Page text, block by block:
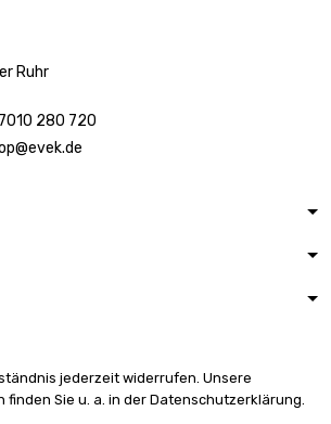
Ruhr
280 720
jederzeit widerrufen. Unsere
Sie u. a. in der Datenschutzerklärung.